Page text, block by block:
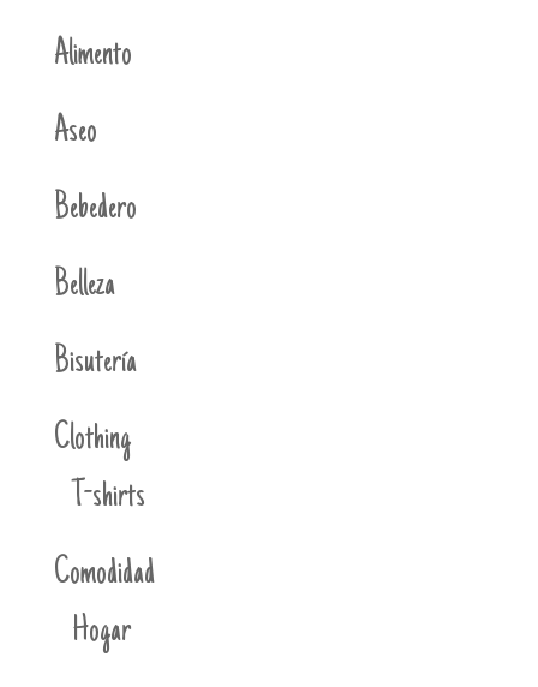
Alimento
Aseo
Bebedero
Belleza
Bisutería
Clothing
T-shirts
Comodidad
Hogar